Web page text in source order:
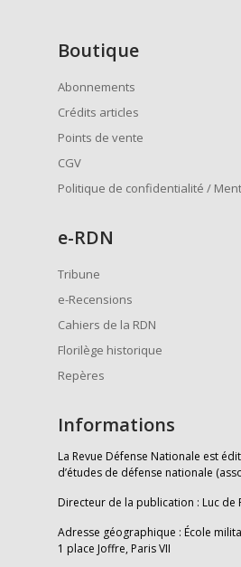
Boutique
Abonnements
Crédits articles
Points de vente
CGV
Politique de confidentialité /
e-RDN
Tribune
e-Recensions
Cahiers de la RDN
Florilège historique
Repères
Informations
La Revue Défense Nationale est
d’études de défense nationale
Directeur de la publication : Luc de
Adresse géographique : École
1 place Joffre, Paris VII